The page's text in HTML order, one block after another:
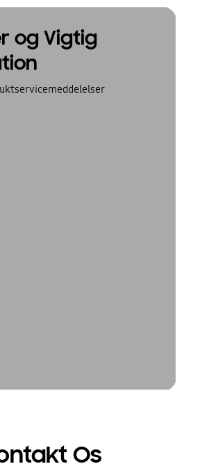
og Vigtig
Os